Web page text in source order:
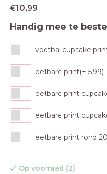
€10,99
Handig mee te
voetbal cupcake
eetbare print(+ 5,99)
eetbare print
eetbare print
eetbare print rond
Op voorraad (2)